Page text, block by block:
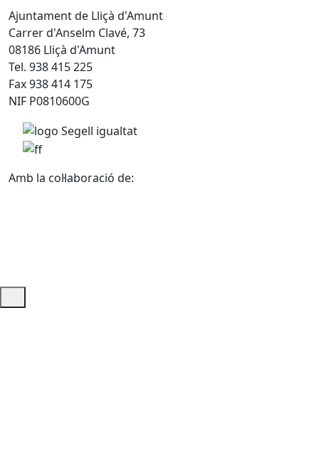
Ajuntament de Lliçà d'Amunt
Carrer d'Anselm Clavé, 73
08186 Lliçà d'Amunt
Tel. 938 415 225
Fax 938 414 175
NIF P0810600G
Amb la col·laboració de: